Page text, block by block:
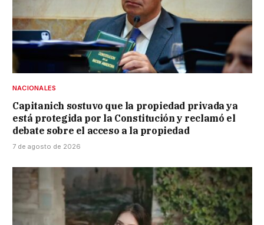
NACIONALES
Capitanich sostuvo que la propiedad privada ya
está protegida por la Constitución y reclamó el
debate sobre el acceso a la propiedad
7 de agosto de 2026